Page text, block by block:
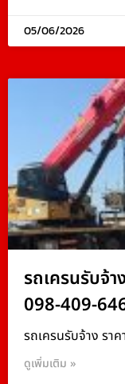
05/06/2026
รถเครนรับจ้
098-409-
รถเครนรับจ้าง รา
ดูเพิ่มเติม »